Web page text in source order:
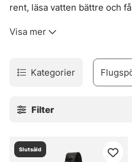
rent, läsa vatten bättre och
och linor till flugor,
Urvalet är byggt för verkligt
finns produkter för både
Vision, Simms, Patagonia,
levererar när det blir blött,
väger tungt.
Visa mer
Kategorier
Filter
Slutsåld